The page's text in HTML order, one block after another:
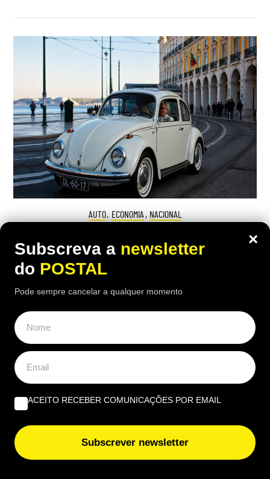
AUTO,ECONOMIA,NACIONAL
Adeus IUC e IPO em Portugal: carros
matriculados antes desta data podem
ficar isentos se cumprirem estes
requisitos
Alguns carros matriculados há mais de 30 anos
podem beneficiar de isenção de IUC e de IPO em
×
Subscreva a newsletter
do POSTAL
Pode sempre cancelar a qualquer momento
ACEITO RECEBER COMUNICAÇÕES POR EMAIL
Subscrever newsletter